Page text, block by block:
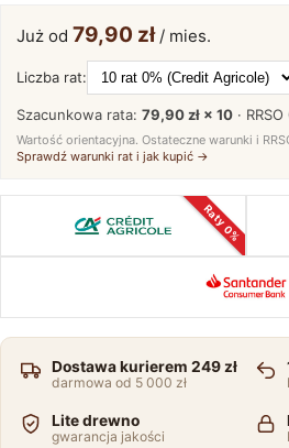
Już od 79,90 zł/ mies.
Liczba rat:
Szacunkowa rata: 79,90 zł × 10 · RRSO
Wartość orientacyjna. Ostateczne warunki i
Sprawdź warunki rat i jak kupić →
Raty 0%
Dostawa kurierem 249 zł
darmowa od 5 000 zł
Lite drewno
gwarancja jakości